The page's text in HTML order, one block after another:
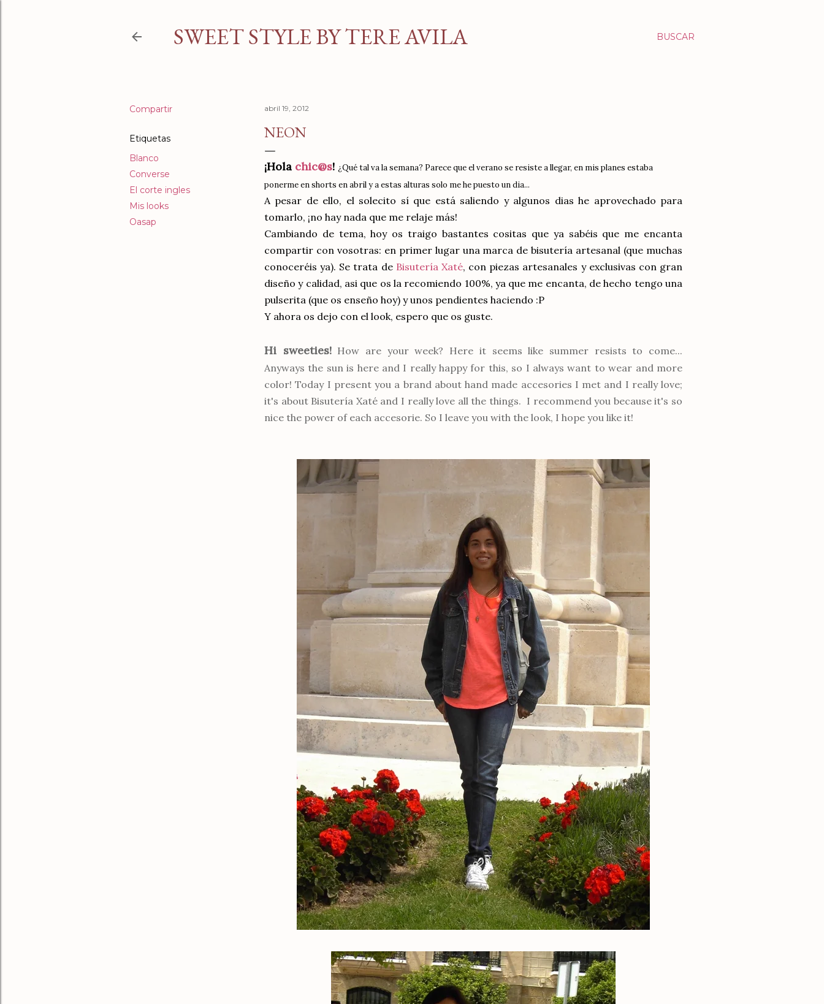
BUSCAR
SWEET STYLE BY TERE AVILA
Compartir
Etiquetas
Blanco
Converse
El corte ingles
Mis looks
Oasap
abril 19, 2012
NEON
¡Hola chic@s! ¿Qué tal va la semana? Parece que el verano se resiste a llegar, en mis planes estaba
ponerme en shorts en abril y a estas alturas solo me he puesto un dia...
A pesar de ello, el solecito sí que está saliendo y algunos dias he aprovechado para
tomarlo, ¡no hay nada que me relaje más!
Cambiando de tema, hoy os traigo bastantes cositas que ya sabéis que me encanta
compartir con vosotras: en primer lugar una marca de bisutería artesanal (que muchas
conoceréis ya). Se trata de Bisutería Xaté, con piezas artesanales y exclusivas con gran
diseño y calidad, asi que os la recomiendo 100%, ya que me encanta, de hecho tengo una
pulserita (que os enseño hoy) y unos pendientes haciendo :P
Y ahora os dejo con el look, espero que os guste.
Hi sweeties!How are your week? Here it seems like summer resists to come...
Anyways the sun is here and I really happy for this, so I always want to wear and more
color! Today I present you a brand about hand made accesories I met and I really love;
it's about Bisutería Xatéand I really love all the things. I recommend you because it's so
nice the power of each accesorie. So I leave you with the look, I hope you like it!